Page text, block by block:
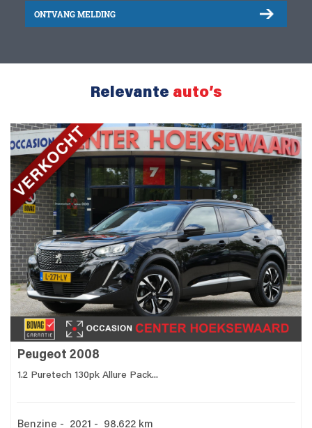
ONTVANG MELDING
Relevante auto’s
Peugeot 2008
1.2 Puretech 130pk Allure Pack...
Benzine - 2021 - 98.622 km